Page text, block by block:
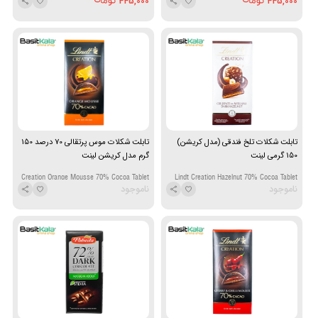
تابلت شکلات تلخ فندقی (مدل کریشن)
150 گرمی لینت
Lindt Creation Hazelnut 70% Cocoa Tablet
ناموجود
تابلت شکلات موس پرتقالی 70 درصد 150
گرم مدل کریشن لینت
Creation Orange Mousse 70% Cocoa Tablet
ناموجود